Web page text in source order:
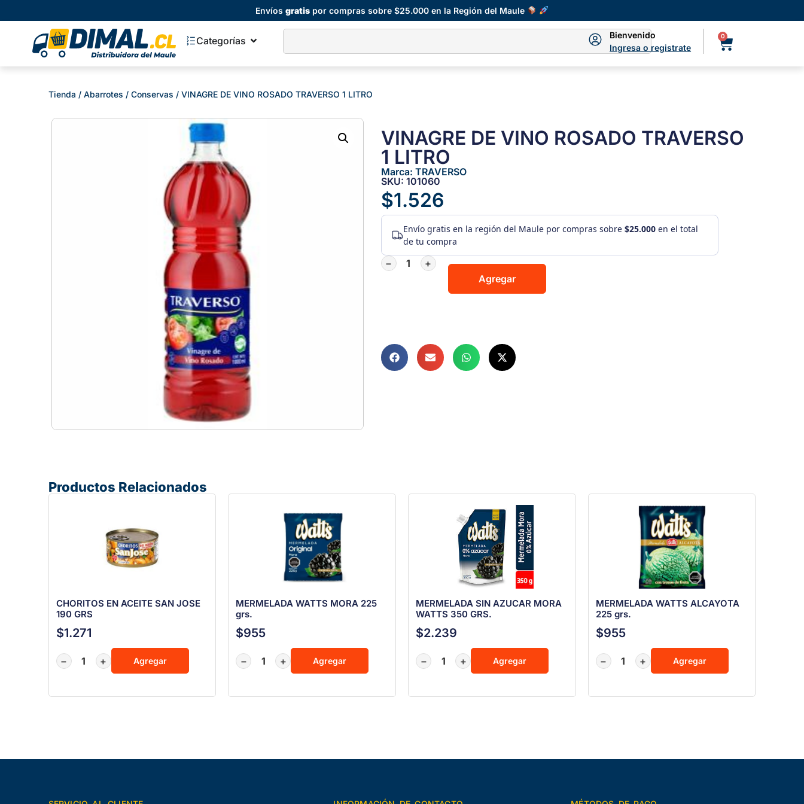
Envíosgratis por compras sobre $25.000 en la Región del Maule
Categorías
Bienvenido
Ingresa o registrate
0
Tienda / Abarrotes / Conservas / VINAGRE DE VINO ROSADO TRAVERSO 1 LITRO
VINAGRE DE VINO ROSADO TRAVERSO
1 LITRO
Marca: TRAVERSO
SKU: 101060
$1.526
Envío gratis en la región del Maule por compras sobre $25.000en el total
de tu compra
−
+
Agregar
Productos Relacionados
CHORITOS EN ACEITE SAN JOSE
190 GRS
$1.271
− + Agregar
MERMELADA WATTS MORA 225
grs.
$955
− + Agregar
MERMELADA SIN AZUCAR MORA
WATTS 350 GRS.
$2.239
− + Agregar
MERMELADA WATTS ALCAYOTA
225 grs.
$955
− + Agregar